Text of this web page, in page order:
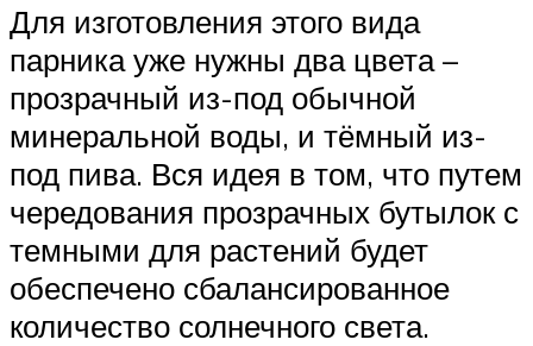
Для изготовления этого вида
парника уже нужны два цвета –
прозрачный из-под обычной
минеральной воды, и тёмный из-
под пива. Вся идея в том, что путем
чередования прозрачных бутылок с
темными для растений будет
обеспечено сбалансированное
количество солнечного света.